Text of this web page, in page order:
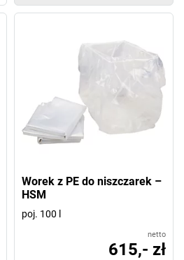
Worek z PE do niszczarek –
HSM
poj. 100 l
netto
615,- zł